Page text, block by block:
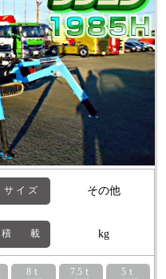
サ イ ズ その他
積 載 kg
8ｔ
7.5ｔ
5ｔ